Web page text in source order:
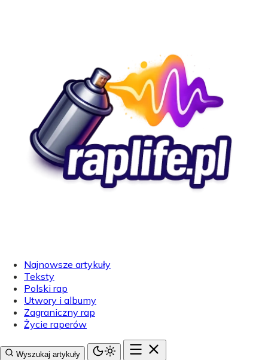
Najnowsze artykuły
Teksty
Polski rap
Utwory i albumy
Zagraniczny rap
Życie raperów
Wyszukaj artykuły